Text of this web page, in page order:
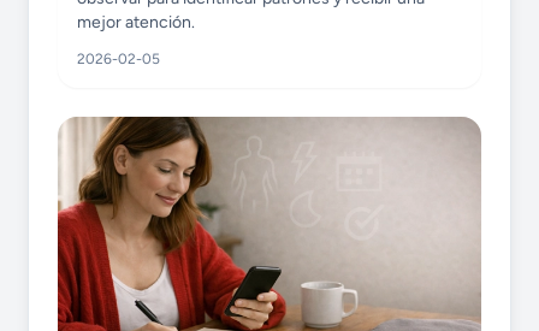
mejor atención.
2026-02-05